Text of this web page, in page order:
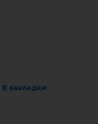
В закладки